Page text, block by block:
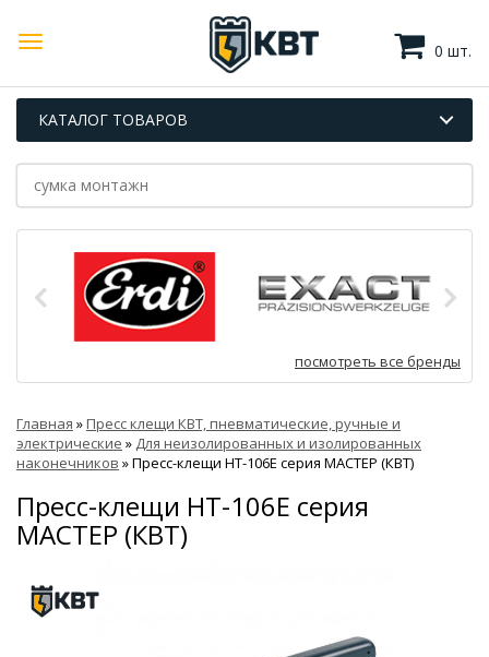
0 шт.
КАТАЛОГ ТОВАРОВ
посмотреть все бренды
Главная »Пресс клещи КВТ, пневматические, ручные и
электрические » Для неизолированных и изолированных
наконечников »Пресс-клещи HT-106E серия МАСТЕР (КВТ)
Пресс-клещи HT-106E серия
МАСТЕР (КВТ)